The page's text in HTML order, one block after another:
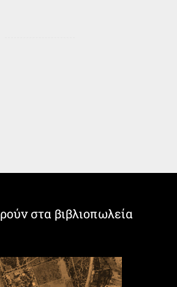
στα βιβλιοπωλεία